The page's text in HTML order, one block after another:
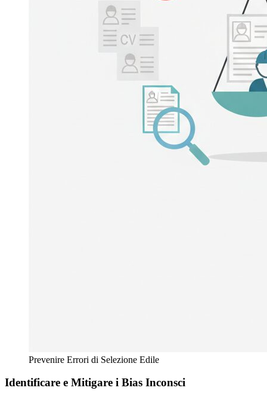
Prevenire Errori di Selezione Edile
Identificare e Mitigare i Bias Inconsci